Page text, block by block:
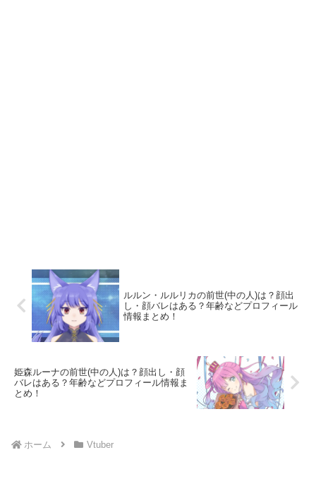
ルルン・ルルリカの前世(中の人)は？顔出
し・顔バレはある？年齢などプロフィール
情報まとめ！
姫森ルーナの前世(中の人)は？顔出し・顔
バレはある？年齢などプロフィール情報ま
とめ！
ホーム Vtuber